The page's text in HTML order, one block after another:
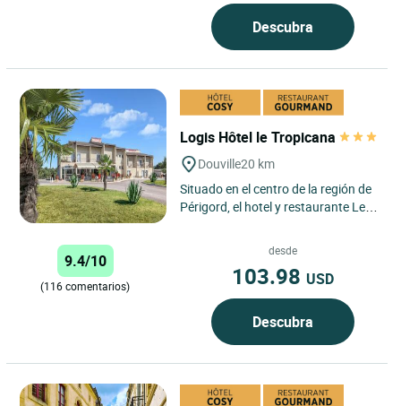
Descubra
Logis Hôtel le Tropicana
Douville20 km
Situado en el centro de la región de
Périgord, el hotel y restaurante Le
amplias y confortables...
9.4/10
(116 comentarios)
desde
103.98 USD
Descubra